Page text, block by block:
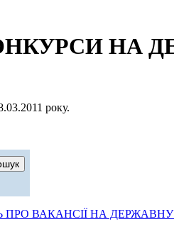
НА
року.
ВАКАНСІЇ НА ДЕРЖАВНУ